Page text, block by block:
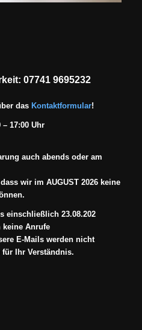
07741 9695232
das Kontaktformular!
17:00 Uhr
auch abends oder am
wir im AUGUST 2026 keine
einschließlich 23.08.202
keine Anrufe
E-Mails werden nicht
für Ihr Verständnis.